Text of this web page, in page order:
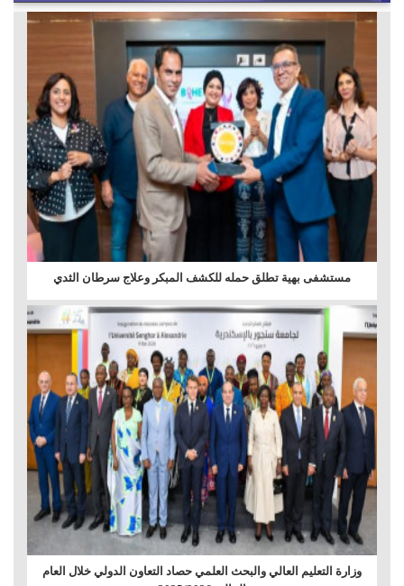
مستشفى بهية تطلق حمله للكشف المبكر وعلاج سرطان الثدي
وزارة التعليم العالي والبحث العلمي حصاد التعاون الدولي خلال العام